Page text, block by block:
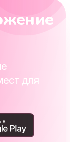
для